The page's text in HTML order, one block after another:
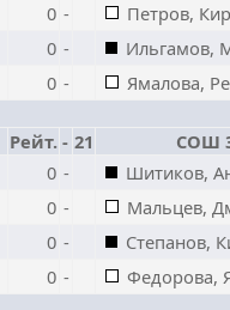
0 -
Петров,
0 -
Ильгамов,
0 -
Ямалова,
Рейт. - 21
СОШ
0 -
Шитиков,
0 -
Мальцев,
0 -
Степанов,
0 -
Федорова,